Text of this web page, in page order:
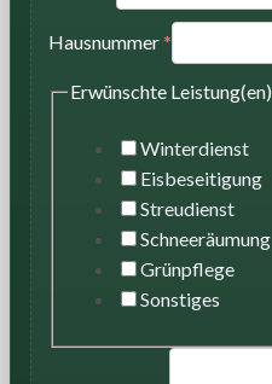
Hausnummer*
Erwünschte Leistung(en)
Winterdienst
Eisbeseitigung
Streudienst
Schneeräumung
Grünpflege
Sonstiges